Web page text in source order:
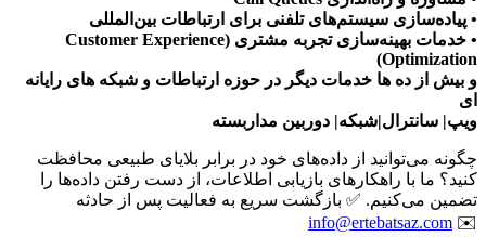
• پیاده‌سازی سیستم‌های تلفنی برای ارتباطات بین‌المللی
• خدمات بهینه‌سازی تجربه مشتری (Customer Experience
Optimization)
و بیش از ده ها خدمات دیگر در حوزه ارتباطات و شبکه های رایانه
ای
ویپ| سانترال|شبکه| دوربین مداربسته
چگونه می‌توانید از داده‌های خود در برابر بلایای طبیعی محافظت
کنید؟ ما با راهکارهای بازیابی اطلاعات، از دست رفتن داده‌ها را
تضمین می‌کنیم. ✅ بازگشت سریع به فعالیت پس از حادثه
✉️
info@ertebatsaz.com